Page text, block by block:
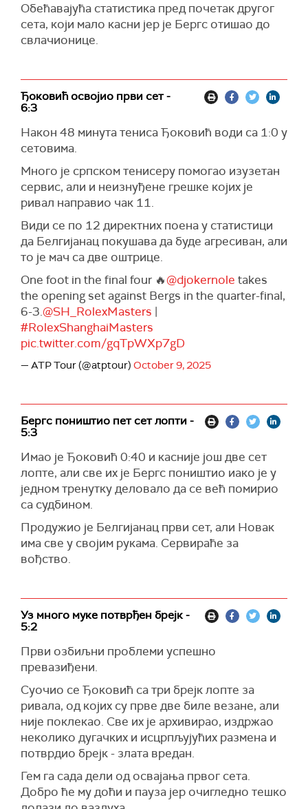
Обећавајућа статистика пред почетак другог
сета, који мало касни јер је Бергс отишао до
свлачионице.
Ђоковић освојио први сет -
6:3
Након 48 минута тениса Ђоковић води са 1:0 у
сетовима.
Много је српском тенисеру помогао изузетан
сервис, али и неизнуђене грешке којих је
ривал направио чак 11.
Види се по 12 директних поена у статистици
да Белгијанац покушава да буде агресиван, али
то је мач са две оштрице.
One foot in the final four 🔥@djokernole takes
the opening set against Bergs in the quarter-final,
6-3.@SH_RolexMasters |
#RolexShanghaiMasters
pic.twitter.com/gqTpWXp7gD
— ATP Tour (@atptour) October 9, 2025
Бергс поништио пет сет лопти -
5:3
Имао је Ђоковић 0:40 и касније још две сет
лопте, али све их је Бергс поништио иако је у
једном тренутку деловало да се већ помирио
са судбином.
Продужио је Белгијанац први сет, али Новак
има све у својим рукама. Сервираће за
вођство.
Уз много муке потврђен брејк -
5:2
Први озбиљни проблеми успешно
превазиђени.
Суочио се Ђоковић са три брејк лопте за
ривала, од којих су прве две биле везане, али
није поклекао. Све их је архивирао, издржао
неколико дугачких и исцрпљујућих размена и
потврдио брејк - злата вредан.
Гем га сада дели од освајања првог сета.
Добро ће му доћи и пауза јер очигледно тешко